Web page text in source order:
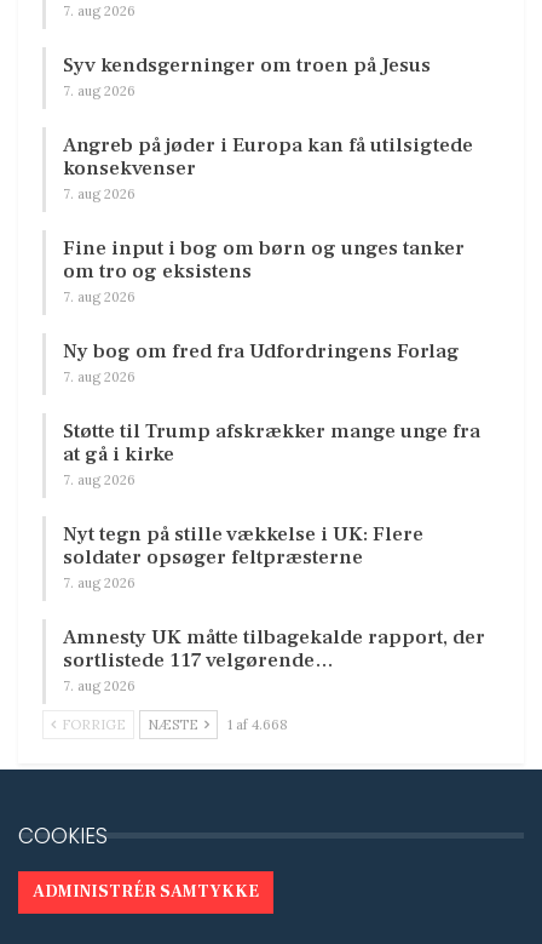
7. aug 2026
Syv kendsgerninger om troen på Jesus
7. aug 2026
Angreb på jøder i Europa kan få utilsigtede
konsekvenser
7. aug 2026
Fine input i bog om børn og unges tanker
om tro og eksistens
7. aug 2026
Ny bog om fred fra Udfordringens Forlag
7. aug 2026
Støtte til Trump afskrækker mange unge fra
at gå i kirke
7. aug 2026
Nyt tegn på stille vækkelse i UK: Flere
soldater opsøger feltpræsterne
7. aug 2026
Amnesty UK måtte tilbagekalde rapport, der
sortlistede 117 velgørende…
7. aug 2026
FORRIGE NÆSTE 1 af 4.668
COOKIES
ADMINISTRÉR SAMTYKKE